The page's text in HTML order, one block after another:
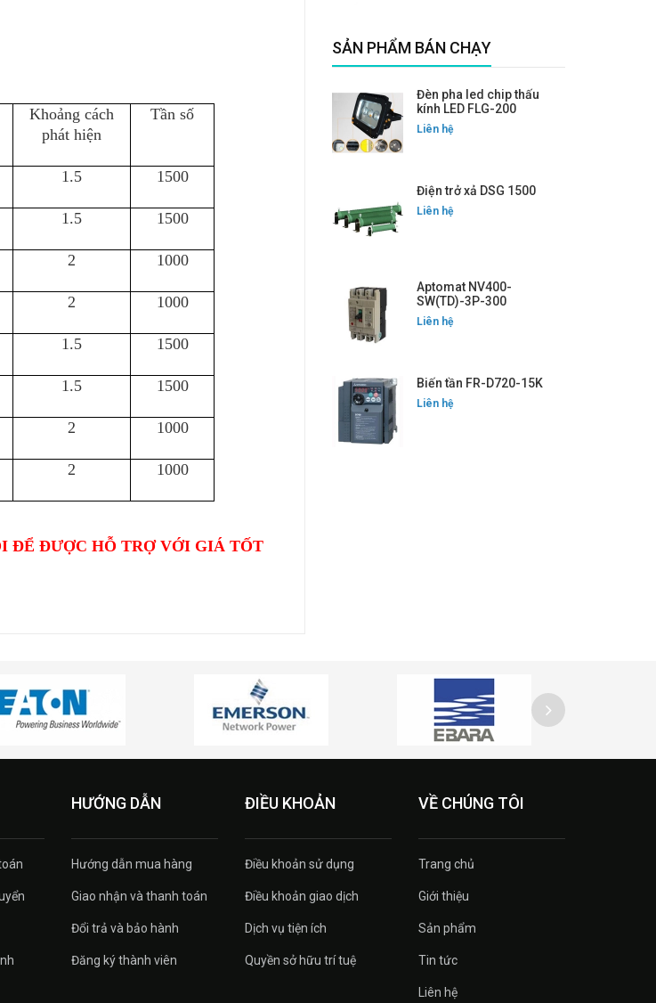
Khoảng cách
phát hiện
Tần số
1.5 1500
1.5 1500
2 1000
2 1000
1.5 1500
1.5 1500
2 1000
2 1000
ĐỂ ĐƯỢC HỖ TRỢ VỚI GIÁ TỐT
SẢN PHẨM BÁN CHẠY
Đèn pha led chip thấu
kính LED FLG-200
Liên hệ
Điện trở xả DSG 1500
Liên hệ
Aptomat NV400-
SW(TD)-3P-300
Liên hệ
Biến tần FR-D720-15K
Liên hệ
HƯỚNG DẪN
Hướng dẫn mua hàng
Giao nhận và thanh toán
Đổi trả và bảo hành
Đăng ký thành viên
ĐIỀU KHOẢN
Điều khoản sử dụng
Điều khoản giao dịch
Dịch vụ tiện ích
Quyền sở hữu trí tuệ
VỀ CHÚNG TÔI
Trang chủ
Giới thiệu
Sản phẩm
Tin tức
Liên hệ